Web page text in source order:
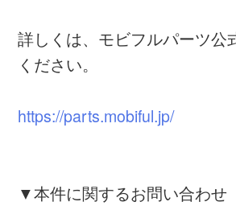
詳しくは、モビフルパーツ公
ください。
https://parts.mobiful.jp/
▼本件に関するお問い合わせ